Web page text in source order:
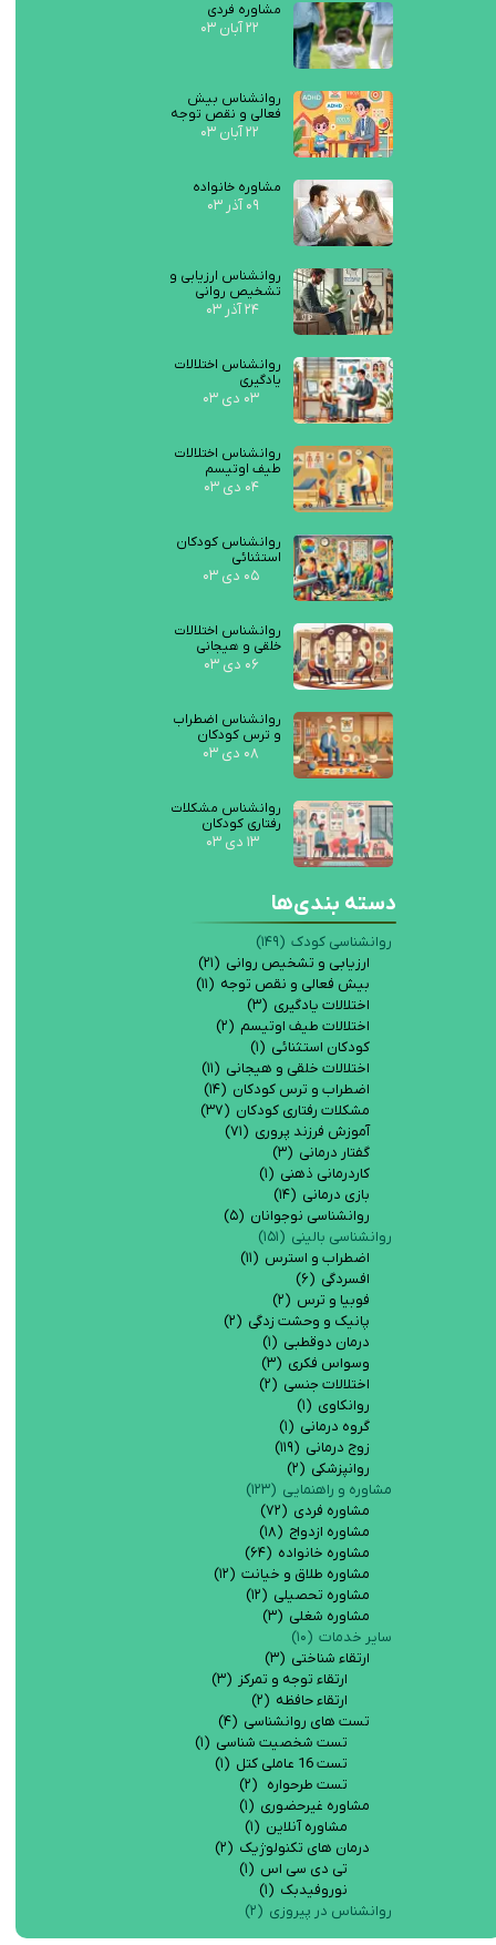
مشاوره فردی
۲۲ آبان ۰۳
روانشناس بیش
فعالی و نقص توجه
۲۲ آبان ۰۳
مشاوره خانواده
۰۹ آذر ۰۳
روانشناس ارزیابی و
تشخیص روانی
۲۴ آذر ۰۳
روانشناس اختلالات
یادگیری
۰۳ دی ۰۳
روانشناس اختلالات
طیف اوتیسم
۰۴ دی ۰۳
روانشناس کودکان
استثنائی
۰۵ دی ۰۳
روانشناس اختلالات
خلقی و هیجانی
۰۶ دی ۰۳
روانشناس اضطراب
و ترس کودکان
۰۸ دی ۰۳
روانشناس مشکلات
رفتاری کودکان
۱۳ دی ۰۳
روانشناسی کودک (۱۴۹)
ارزیابی و تشخیص روانی (۲۱)
بیش فعالی و نقص توجه (۱۱)
اختلالات یادگیری (۳)
اختلالات طیف اوتیسم (۲)
کودکان استثنائی (۱)
اختلالات خلقی و هیجانی (۱۱)
اضطراب و ترس کودکان (۱۴)
مشکلات رفتاری کودکان (۳۷)
آموزش فرزند پروری (۷۱)
گفتار درمانی (۳)
کاردرمانی ذهنی (۱)
بازی درمانی (۱۴)
روانشناسی نوجوانان (۵)
روانشناسی بالینی (۱۵۱)
اضطراب و استرس (۱۱)
افسردگی (۶)
فوبيا و ترس (۲)
پانیک و وحشت زدگی (۲)
درمان دوقطبی (۱)
وسواس فکری (۳)
اختلالات جنسی (۲)
روانکاوی (۱)
گروه درمانی (۱)
زوج درمانی (۱۱۹)
روانپزشکی (۲)
مشاوره و راهنمایی (۱۲۳)
مشاوره فردی (۷۲)
مشاوره ازدواج (۱۸)
مشاوره خانواده (۶۴)
مشاوره طلاق و خیانت (۱۲)
مشاوره تحصیلی (۱۲)
مشاوره شغلی (۳)
سایر خدمات (۱۰)
ارتقاء شناختی (۳)
ارتقاء توجه و تمرکز (۳)
ارتقاء حافظه (۲)
تست های روانشناسی (۴)
تست شخصیت شناسی (۱)
تست 16 عاملی کتل
(۱)
تست طرحواره (۲)
مشاوره غیرحضوری (۱)
مشاوره آنلاین (۱)
درمان های تکنولوژیک (۲)
تی دی سی اس (۱)
نوروفیدبک (۱)
روانشناس در پیروزی (۲)
دسته بندی‌ها